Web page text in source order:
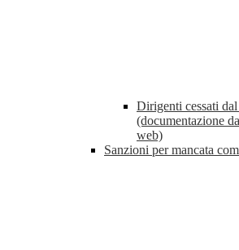
Dirigenti cessati
(documentazione
web)
Sanzioni per mancata